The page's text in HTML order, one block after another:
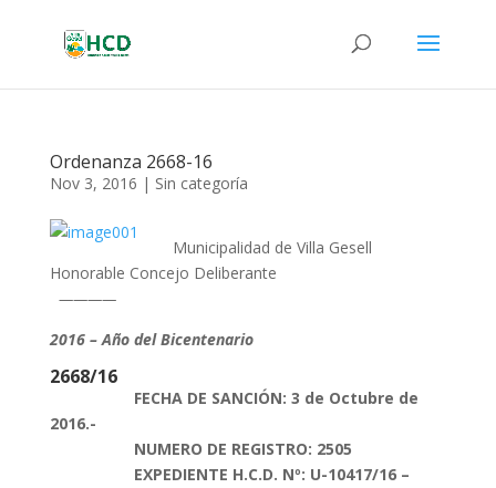
Ordenanza 2668-16
Nov 3, 2016 | Sin categoría
Municipalidad de Villa Gesell
Honorable Concejo Deliberante
————
2016 – Año del Bicentenario
2668/16
FECHA DE SANCIÓN: 3 de Octubre de
2016.-
NUMERO DE REGISTRO: 2505
EXPEDIENTE H.C.D. Nº: U-10417/16 –